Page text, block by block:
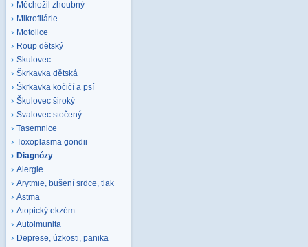
Měchožil zhoubný
Mikrofilárie
Motolice
Roup dětský
Skulovec
Škrkavka dětská
Škrkavka kočičí a psí
Škulovec široký
Svalovec stočený
Tasemnice
Toxoplasma gondii
Diagnózy
Alergie
Arytmie, bušení srdce, tlak
Astma
Atopický ekzém
Autoimunita
Deprese, úzkosti, panika